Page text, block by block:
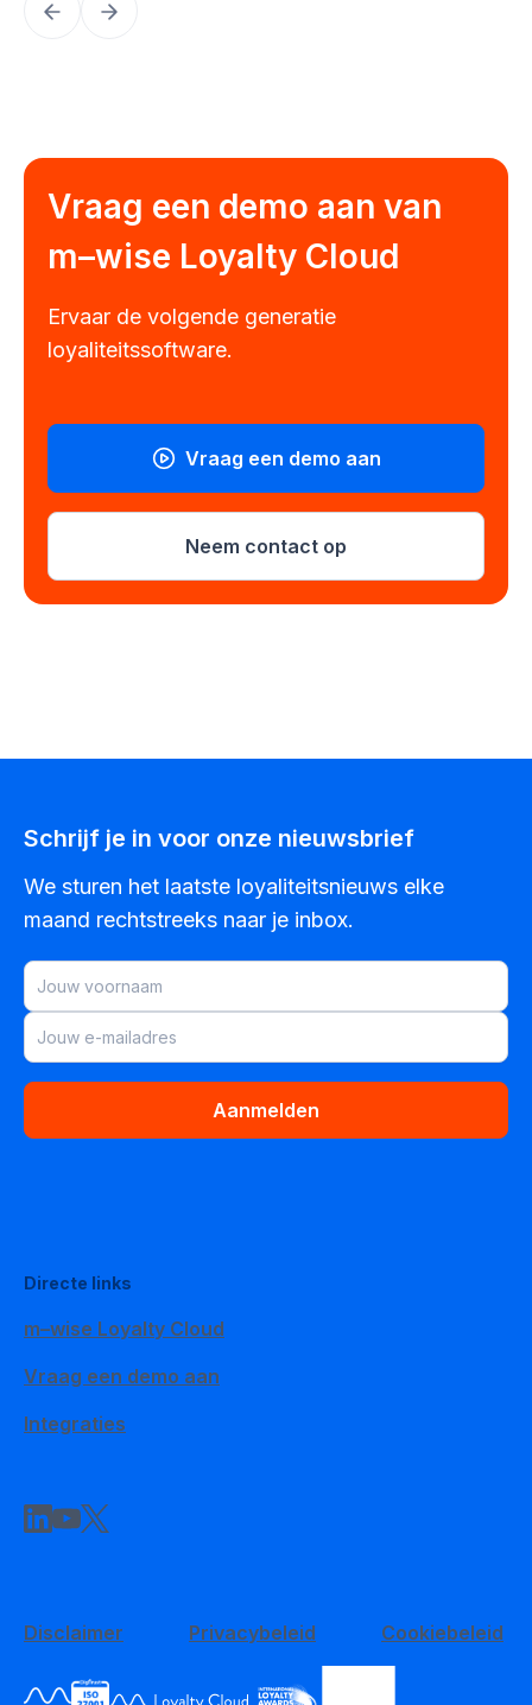
Vraag een demo aan van
m–wise Loyalty Cloud
Ervaar de volgende generatie
loyaliteitssoftware.
Neem contact op
Vraag een demo aan
Schrijf je in voor onze nieuwsbrief
We sturen het laatste loyaliteitsnieuws elke
maand rechtstreeks naar je inbox.
Aanmelden
Directe links
m–wise Loyalty Cloud
Vraag een demo aan
Integraties
Disclaimer Privacybeleid Cookiebeleid